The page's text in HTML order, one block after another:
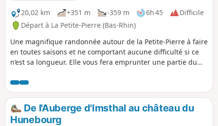
20,02 km
+351 m -359 m 6h 45
Difficile
Départ à La Petite-Pierre (Bas-Rhin)
Une magnifique randonnée autour de la Petite-Pierre à faire
en toutes saisons et ne comportant aucune difficulté si ce
n’est sa longueur. Elle vous fera emprunter une partie du
le massif vosgien du Nord au Sud sur 393 km, puis pour
votre retour vous marcherez sur le non moins renommé
GR®53, qui part de Wissembourg pour 167 km jusqu’à
Schirmeck où il rejoint le GR®5.
De l'Auberge d'Imsthal au château du
Hunebourg